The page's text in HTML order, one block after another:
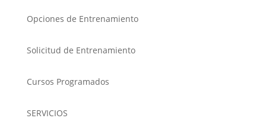
Opciones de Entrenamiento
Solicitud de Entrenamiento
Cursos Programados
SERVICIOS